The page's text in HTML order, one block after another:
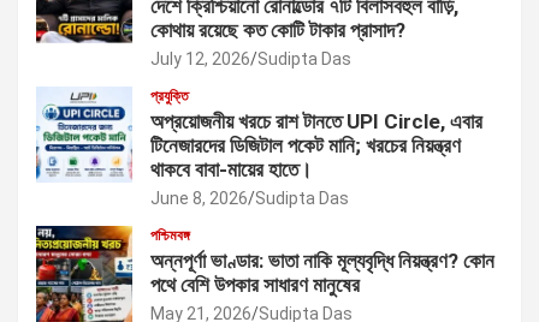
দেশে ক্রিশ্চিয়ানো রোনাল্ডোর ৭টি বিলাসবহুল বাড়ি,
কোথায় রয়েছে কত কোটি টাকার প্রাসাদ?
July 12, 2026 Sudipta Das
প্রযুক্তি
অপ্রয়োজনীয় খরচে রাশ টানতে UPI Circle, এবার
টিনেজারদের ডিজিটাল পকেট মানি; খরচের নিয়ন্ত্রণ
থাকবে বাবা-মায়ের হাতে।
June 8, 2026 Sudipta Das
পশ্চিমবঙ্গ
অন্নপূর্ণা ভাণ্ডার: ভাতা নাকি মূল্যবৃদ্ধি নিয়ন্ত্রণ? কোন
পথে বেশি উপকার সাধারণ মানুষের
May 21, 2026 Sudipta Das